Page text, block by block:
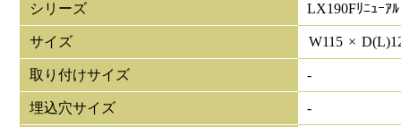
シリーズ LX190Fﾘﾆｭｰｱﾙ
サイズ W115 × D(L)
取り付けサイズ -
埋込穴サイズ -